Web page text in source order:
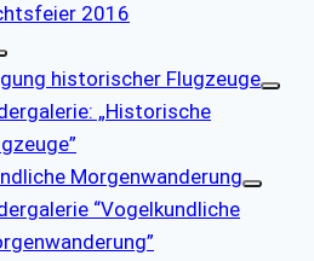
2016
historischer Flugzeuge
„Historische
Morgenwanderung
“Vogelkundliche